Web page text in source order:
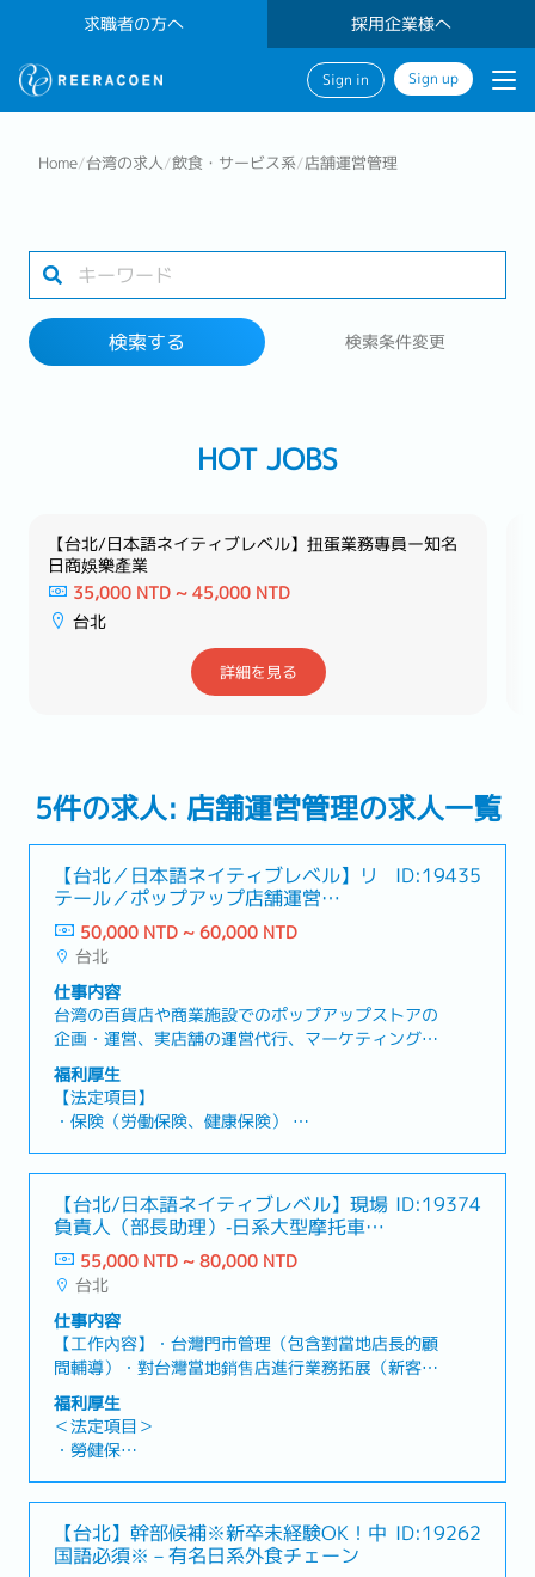
求職者の方へ 採用企業様へ
Sign in Sign up
業界
Home/台湾の求人/飲食・サービス系/店舗運営管理
検索する 検索条件変更
HOT JOBS
【台北/日本語ネイティブレベル】扭蛋業務專員ー知名
日商娛樂產業
35,000 NTD ~ 45,000 NTD
台北
詳細を見る
5件の求人: 店舗運営管理の求人一覧
【台北／日本語ネイティブレベル】リ
テール／ポップアップ店舗運営
Supervisor
ID:19435
50,000 NTD ~ 60,000 NTD
台北
仕事内容
台湾の百貨店や商業施設でのポップアップストアの
企画・運営、実店舗の運営代行、マーケティング支
援を行っている企業にて、スーパーバイザーとして
活躍いただける方を募集します！【業務内容】～自
営店舗3店舗・店舗運営代行5店舗・ポップアップス
トア案件と幅広く対応をしていただきます～■店
舗・快閃店の運営管理 ‐百貨店・ポップアップ店
業状況の把握■スタッフマネジメント ‐販売スタッ
フのシフト管理・教育・指導 ‐チームビルディン
グ■売上・販促・イベント管理 ‐売上分析・改善施
策の立案 ‐POPUPイベントの運営サポート ‐SNS
商品入荷・在庫状況の管理【このポジションの魅
力】・毎回異なるブランド・商材・売場での経験が
積める・若くフラットな組織で裁量が大きい
福利厚生
【法定項目】
・保険（労働保険、健康保険）
・各休暇（有給休暇、慶弔休暇、生理休暇、産前産
後休暇、妊娠検査休暇、出産の付き添い休暇、育児
休暇）
・退職金
【会社独自の福利厚生】
・賞与：年1回（会社業績・個人評価により1～2か
月）
・昇給：不定期（成果・役割に応じて実施）
【台北/日本語ネイティブレベル】現場
負責人（部長助理）‐日系大型摩托車用
品企業‐
ID:19374
55,000 NTD ~ 80,000 NTD
台北
仕事内容
【工作內容】・台灣門市管理（包含對當地店長的顧
問輔導）・對台灣當地銷售店進行業務拓展（新客開
發及既有客戶維護）及交易夥伴管理（應收應付管
理）・與日本製造商進行協商、下單，並管理進貨商
品的交期・向台灣子公司高層報告【職位魅力】・因
需與日本本社緊密協作，可充分運用日台雙方的商業
感知，培養國際化經營視野・可廣泛參與台灣門市管
交易夥伴管理・因需跨部門及團隊進行管理，可進一
步提升自身專業技能
福利厚生
＜法定項目＞
・勞健保
・各種休假(特別休假、婚假、喪假、生理假、產檢
假、陪產假、產假、育嬰假)
・退休金
【台北】幹部候補※新卒未経験OK！中
国語必須※－有名日系外食チェーン
ID:19262